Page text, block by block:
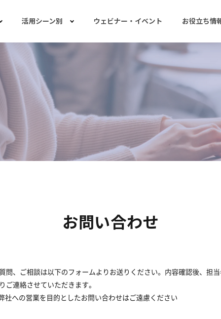
活用シーン別 ウェビナー・イベント お役立ち情
お問い合わせ
問、ご相談は以下のフォームよりお送りください。内容確認後、担
ご連絡させていただきます。
社への営業を目的としたお問い合わせはご遠慮ください